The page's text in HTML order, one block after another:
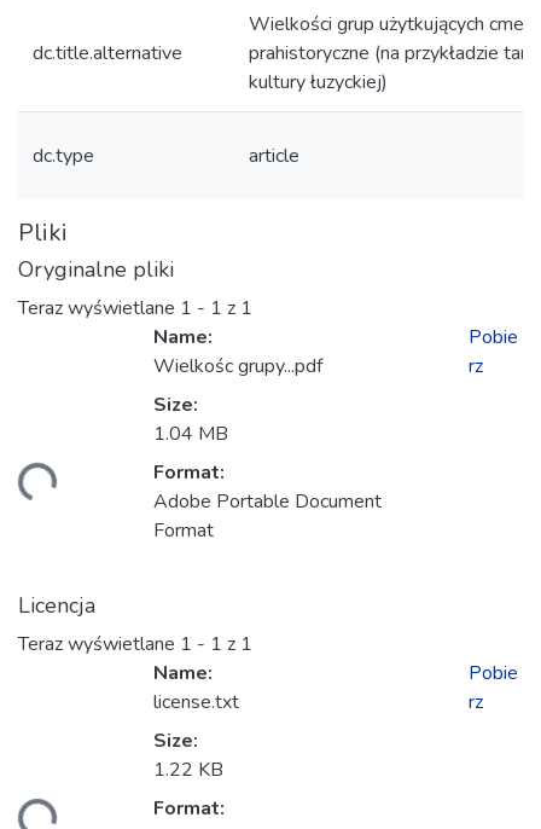
dc.title.alternative
Wielkości grup użytkujących
prahistoryczne (na przykładzie
kultury łuzyckiej)
dc.type article
Pliki
Oryginalne pliki
Teraz wyświetlane 1 - 1 z 1
Name:
Wielkośc grupy...pdf
Size:
1.04 MB
Format:
Adobe Portable Document
Format
Pobie
rz
Licencja
Teraz wyświetlane 1 - 1 z 1
Name:
license.txt
Size:
1.22 KB
Format:
Pobie
rz